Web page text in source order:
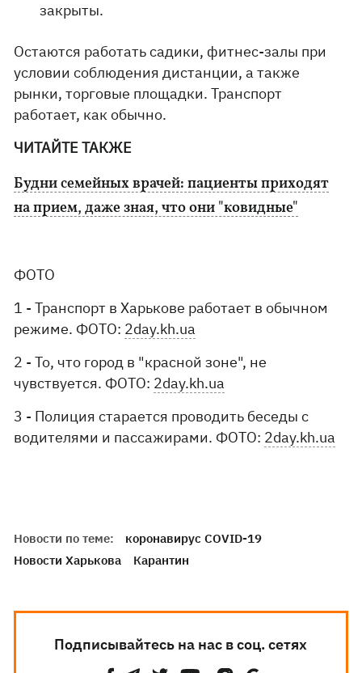
закрыты.
Остаются работать садики, фитнес-залы при
условии соблюдения дистанции, а также
рынки, торговые площадки. Транспорт
работает, как обычно.
ЧИТАЙТЕ ТАКЖЕ
Будни семейных врачей: пациенты приходят
на прием, даже зная, что они "ковидные"
ФОТО
1 - Транспорт в Харькове работает в обычном
режиме. ФОТО: 2day.kh.ua
2 - То, что город в "красной зоне", не
чувствуется. ФОТО: 2day.kh.ua
3 - Полиция старается проводить беседы с
водителями и пассажирами. ФОТО: 2day.kh.ua
Новости по теме:
коронавирус COVID-19
Новости Харькова
Карантин
Подписывайтесь на нас в соц. сетях